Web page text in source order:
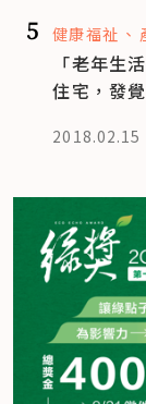
5 健康福祉
「老年生
住宅，發
2018.02.15